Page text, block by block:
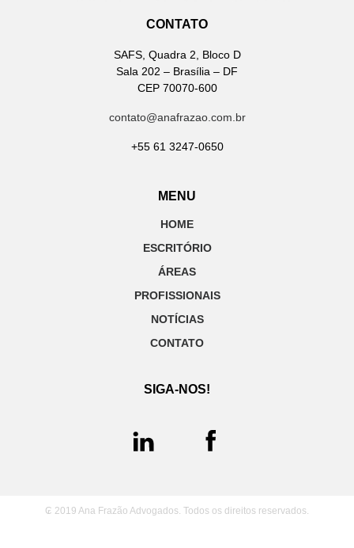
CONTATO
SAFS, Quadra 2, Bloco D
Sala 202 – Brasília – DF
CEP 70070-600
contato@anafrazao.com.br
+55 61 3247-0650
MENU
HOME
ESCRITÓRIO
ÁREAS
PROFISSIONAIS
NOTÍCIAS
CONTATO
SIGA-NOS!
₢ 2019 Ana Frazão Advogados. Todos os direitos reservados.